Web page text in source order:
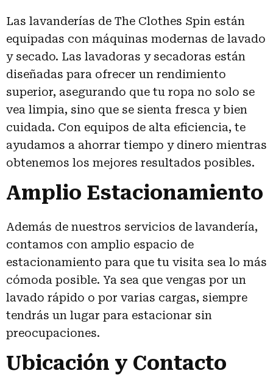
Las lavanderías de The Clothes Spin están
equipadas con máquinas modernas de lavado
y secado. Las lavadoras y secadoras están
diseñadas para ofrecer un rendimiento
superior, asegurando que tu ropa no solo se
vea limpia, sino que se sienta fresca y bien
cuidada. Con equipos de alta eficiencia, te
ayudamos a ahorrar tiempo y dinero mientras
obtenemos los mejores resultados posibles.
Amplio Estacionamiento
Además de nuestros servicios de lavandería,
contamos con amplio espacio de
estacionamiento para que tu visita sea lo más
cómoda posible. Ya sea que vengas por un
lavado rápido o por varias cargas, siempre
tendrás un lugar para estacionar sin
preocupaciones.
Ubicación y Contacto